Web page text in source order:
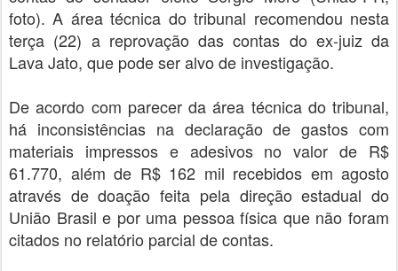
foto). A área técnica do tribunal recomendou nesta
terça (22) a reprovação das contas do ex-juiz da
Lava Jato, que pode ser alvo de investigação.
De acordo com parecer da área técnica do tribunal,
há inconsistências na declaração de gastos com
materiais impressos e adesivos no valor de R$
61.770, além de R$ 162 mil recebidos em agosto
através de doação feita pela direção estadual do
União Brasil e por uma pessoa física que não foram
citados no relatório parcial de contas.